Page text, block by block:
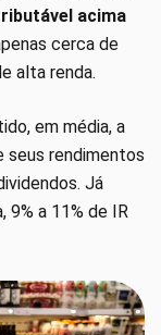
acima
cerca de
alta renda.
em média, a
seus rendimentos
Já
9% a 11% de IR